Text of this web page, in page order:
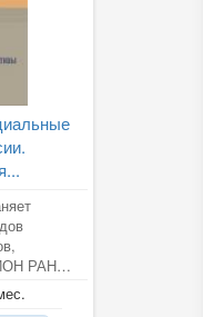
РАН с
статьи